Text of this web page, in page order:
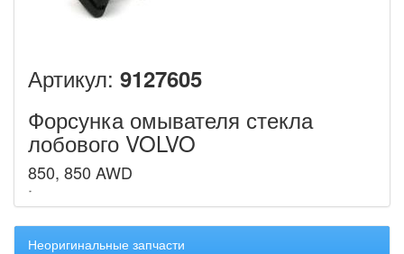
Артикул: 9127605
Форсунка омывателя стекла
лобового VOLVO
850, 850 AWD
Неоригинальные запчасти